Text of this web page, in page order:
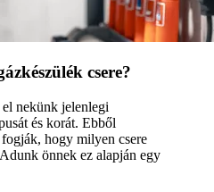
csere?
nekünk jelenlegi
és korát. Ebből
hogy milyen csere
önnek ez alapján egy